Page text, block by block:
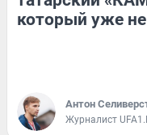
который уже
Антон
Журналист